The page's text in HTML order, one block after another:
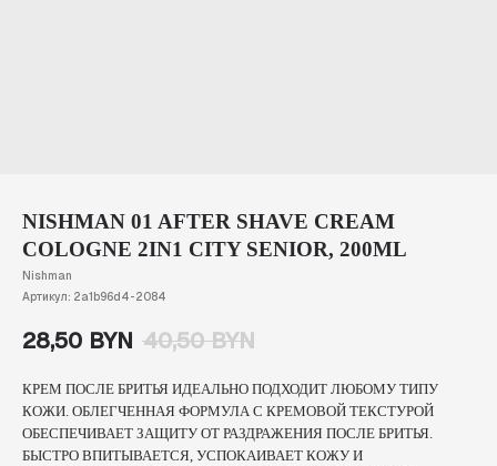
NISHMAN 01 AFTER SHAVE CREAM
COLOGNE 2IN1 CITY SENIOR, 200ML
Nishman
Артикул: 2a1b96d4-2084
28,50 BYN 40,50 BYN
КРЕМ ПОСЛЕ БРИТЬЯ ИДЕАЛЬНО ПОДХОДИТ ЛЮБОМУ ТИПУ
КОЖИ. ОБЛЕГЧЕННАЯ ФОРМУЛА С КРЕМОВОЙ ТЕКСТУРОЙ
ОБЕСПЕЧИВАЕТ ЗАЩИТУ ОТ РАЗДРАЖЕНИЯ ПОСЛЕ БРИТЬЯ.
БЫСТРО ВПИТЫВАЕТСЯ, УСПОКАИВАЕТ КОЖУ И